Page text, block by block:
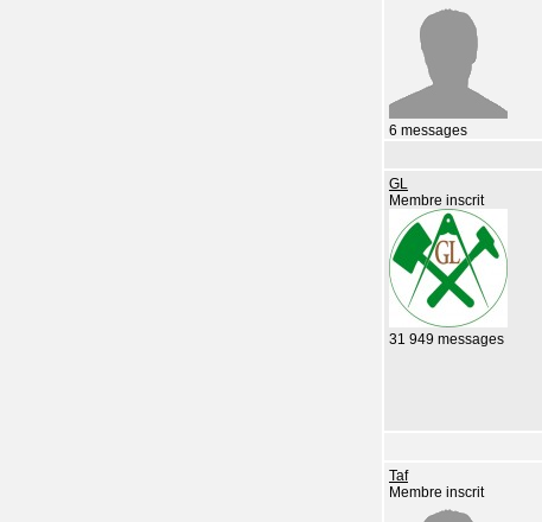
6 messages
GL
Membre inscrit
31 949 messages
Taf
Membre inscrit